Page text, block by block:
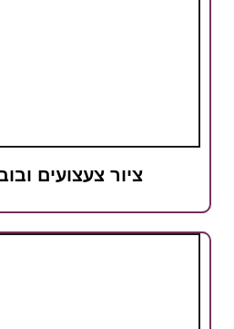
ציור צעצועים ובובה לצביעה